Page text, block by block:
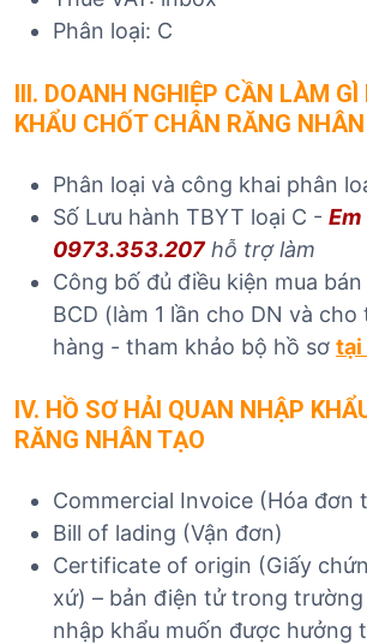
Phân loại: C
III. DOANH NGHIỆP CẦN LÀM GÌ
KHẨU CHỐT CHÂN RĂNG
Phân loại và công khai phân
Số Lưu hành TBYT loại C - Em
0973.353.207hỗ trợ làm
Công bố đủ điều kiện mua
BCD (làm 1 lần cho DN và
hàng - tham khảo bộ hồ sơ tại
IV. HỒ SƠ HẢI QUAN NHẬP
RĂNG NHÂN TẠO
Commercial Invoice (Hóa đơn
Bill of lading (Vận đơn)
Certificate of origin (Giấy
xứ) – bản điện tử trong
nhập khẩu muốn được hưởng